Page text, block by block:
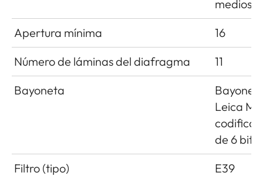
medios
Apertura mínima
16
Número de láminas del diafragma
11
Bayoneta
Leica M
de 6 bits
Filtro (tipo)
E39